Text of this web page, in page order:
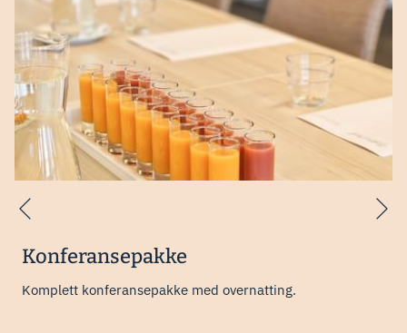
Forrige
Konferansepakke
Komplett konferansepakke med overnatting.